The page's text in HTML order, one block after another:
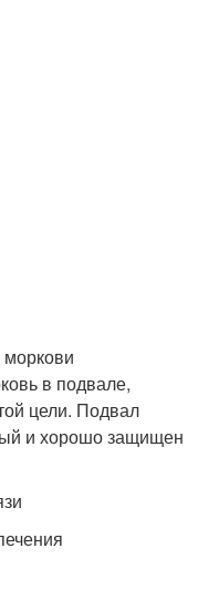
в подвале,
цели. Подвал
и хорошо защищен